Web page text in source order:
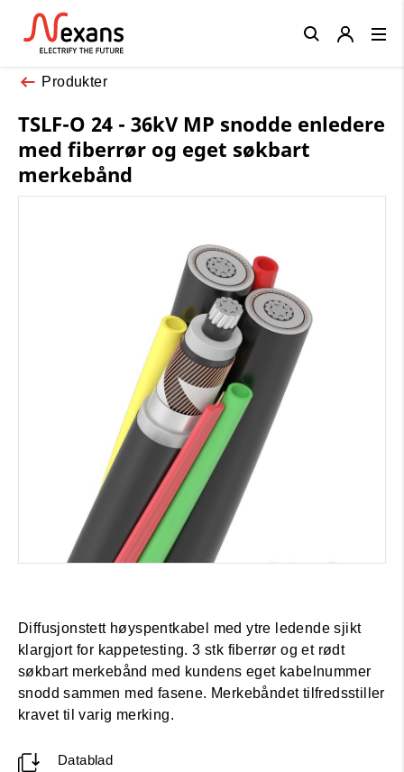
Produkter
TSLF-O 24 - 36kV MP snodde enledere
med fiberrør og eget søkbart
merkebånd
Diffusjonstett høyspentkabel med ytre ledende sjikt
klargjort for kappetesting. 3 stk fiberrør og et rødt
søkbart merkebånd med kundens eget kabelnummer
snodd sammen med fasene. Merkebåndet tilfredsstiller
kravet til varig merking.
Datablad
Close